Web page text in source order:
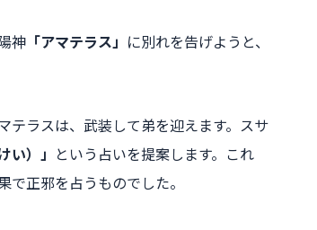
神 「アマテラス」 に別れを告げようと、
テラスは、武装して弟を迎えます。スサ
い）」 という占いを提案します。これ
正邪を占うものでした。